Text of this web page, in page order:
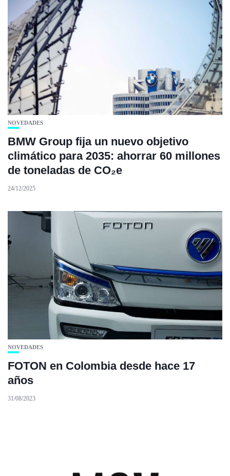
NOVEDADES
BMW Group fija un nuevo objetivo
climático para 2035: ahorrar 60 millones
de toneladas de CO₂e
24/12/2025
NOVEDADES
FOTON en Colombia desde hace 17
años
31/08/2023